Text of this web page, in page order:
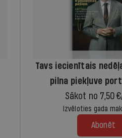
Tavs iecienītais
pilna piekļuve
Sākot no 7,50
Izvēloties gada
Abonēt